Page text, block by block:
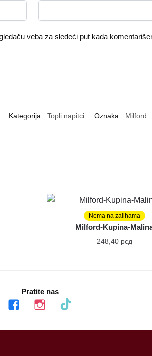
veba za sledeći put kada
Kategorija: Topli napitci Oznaka: Milford
Nema na zalihama
TOPLI NAPITCI
Milford-Kupina-
248,40 рсд
Pratite nas
facebookinstagramtiktok